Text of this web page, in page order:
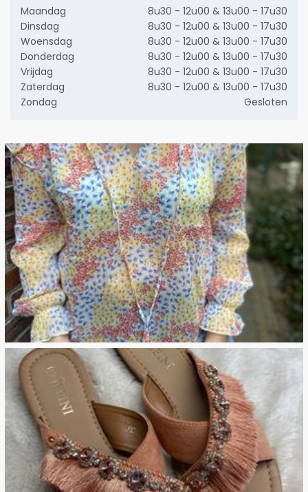
Maandag
8u30 - 12u00 & 13u00 - 17u30
Dinsdag
8u30 - 12u00 & 13u00 - 17u30
Woensdag
8u30 - 12u00 & 13u00 - 17u30
Donderdag
8u30 - 12u00 & 13u00 - 17u30
Vrijdag
8u30 - 12u00 & 13u00 - 17u30
Zaterdag
8u30 - 12u00 & 13u00 - 17u30
Zondag
Gesloten